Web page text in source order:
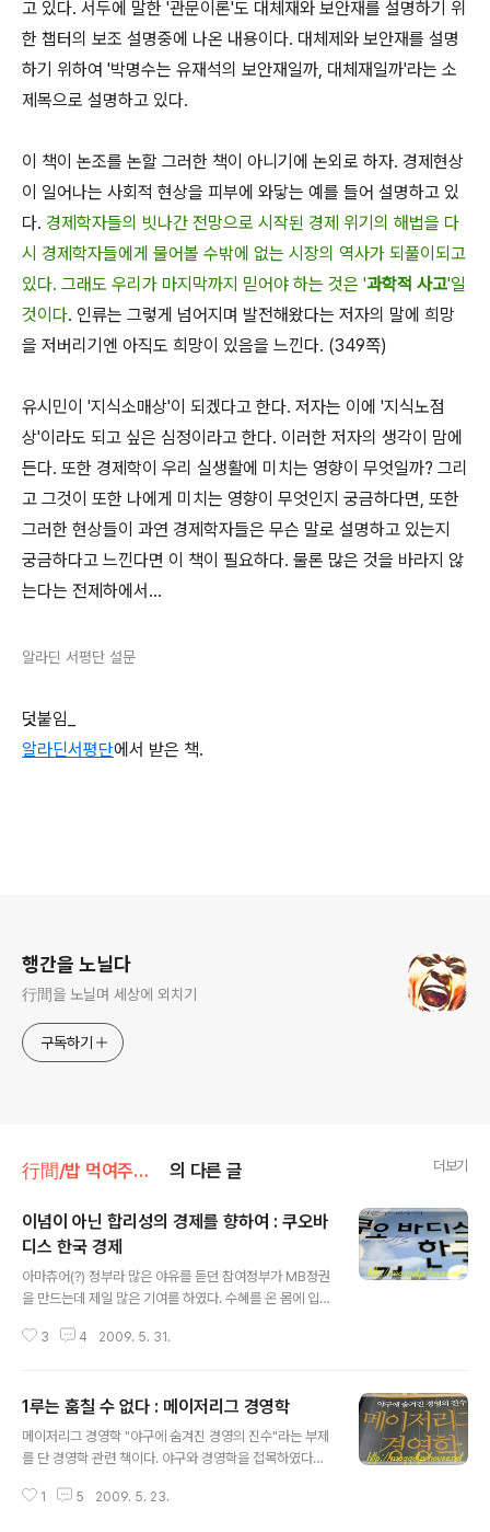
고 있다. 서두에 말한 '관문이론'도 대체재와 보안재를 설명하기 위
한 챕터의 보조 설명중에 나온 내용이다. 대체제와 보안재를 설명
하기 위하여 '박명수는 유재석의 보안재일까, 대체재일까'라는 소
제목으로 설명하고 있다.
이 책이 논조를 논할 그러한 책이 아니기에 논외로 하자. 경제현상
이 일어나는 사회적 현상을 피부에 와닿는 예를 들어 설명하고 있
다. 경제학자들의 빗나간 전망으로 시작된 경제 위기의 해법을 다
시 경제학자들에게 물어볼 수밖에 없는 시장의 역사가 되풀이되고
있다. 그래도 우리가 마지막까지 믿어야 하는 것은 '과학적 사고'일
것이다. 인류는 그렇게 넘어지며 발전해왔다는 저자의 말에 희망
을 저버리기엔 아직도 희망이 있음을 느낀다. (349쪽)
유시민이 '지식소매상'이 되겠다고 한다. 저자는 이에 '지식노점
상'이라도 되고 싶은 심정이라고 한다. 이러한 저자의 생각이 맘에
든다. 또한 경제학이 우리 실생활에 미치는 영향이 무엇일까? 그리
고 그것이 또한 나에게 미치는 영향이 무엇인지 궁금하다면, 또한
그러한 현상들이 과연 경제학자들은 무슨 말로 설명하고 있는지
궁금하다고 느낀다면 이 책이 필요하다. 물론 많은 것을 바라지 않
는다는 전제하에서...
알라딘 서평단 설문
덧붙임_
알라딘서평단에서 받은 책.
행간을 노닐다
行間을 노닐며 세상에 외치기
구독하기
行間/밥 먹여주는 경제경영 의 다른 글 더보기
이념이 아닌 합리성의 경제를 향하여 : 쿠오바
디스 한국 경제
아마츄어(?) 정부라 많은 야유를 듣던 참여정부가 MB정권
을 만드는데 제일 많은 기여를 하였다. 수혜를 온 몸에 입은
수위때부터 수 많은 개혁(?)안을 내놓아 적지않은 실망감
마츄어라 부를 수 있는 자격이 되는지 의문이다. 쿠오바디
스 한국경제 경제학과 교수인 저자가 참여정부와 MB정부
에 대하여 여러가지 견해를 내놓고 있다. 내용은 각각 다르
하듯 잃어버린 10년도 되찾은 정권도 아닌 '합리성'의 입장
3 4 2009. 5. 31.
1루는 훔칠 수 없다 : 메이저리그 경영학
메이저리그 경영학 "야구에 숨겨진 경영의 진수"라는 부제
를 단 경영학 관련 책이다. 야구와 경영학을 접목하였다는
에서 사물을 바라볼 수도 있구나 하며 좋은 감정을 가지고
1 5 2009. 5. 23.